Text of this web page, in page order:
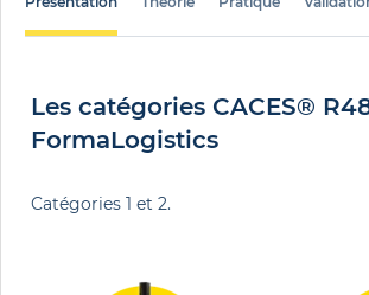
Les catégories CACES®
FormaLogistics
Catégories 1 et 2.